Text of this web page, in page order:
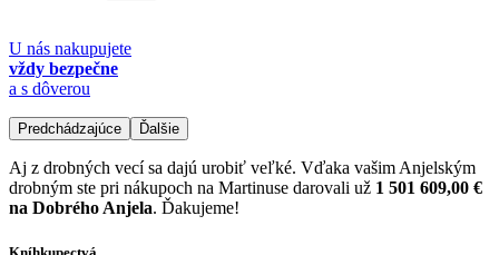
U nás nakupujete
vždy bezpečne
a s dôverou
Predchádzajúce Ďalšie
Aj z drobných vecí sa dajú urobiť veľké. Vďaka vašim Anjelským
drobným ste pri nákupoch na Martinuse darovali už 1 501 609,00 €
na Dobrého Anjela. Ďakujeme!